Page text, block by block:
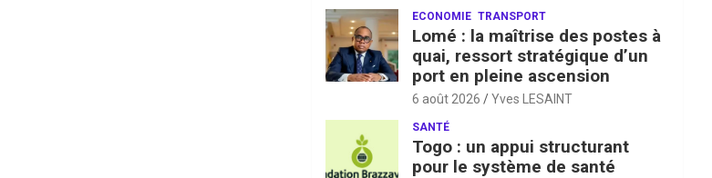
ECONOMIE TRANSPORT
Lomé : la maîtrise des postes à
quai, ressort stratégique d’un
port en pleine ascension
6 août 2026 Yves LESAINT
SANTÉ
Togo : un appui structurant
pour le système de santé